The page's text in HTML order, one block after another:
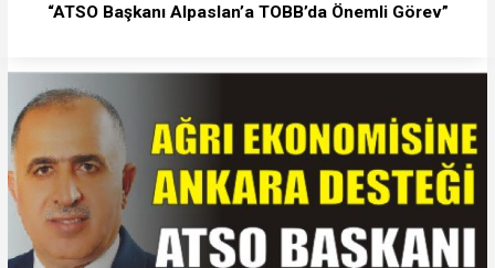
“ATSO Başkanı Alpaslan’a TOBB’da Önemli Görev”